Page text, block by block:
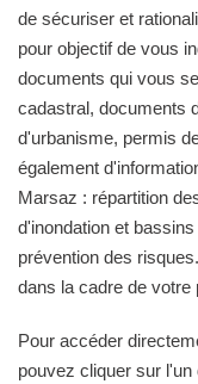
de sécuriser et
pour objectif de vous
documents qui vous
cadastral, documents
d'urbanisme, permis
également
Marsaz : répartition
d'inondation et
prévention des
dans la cadre de votre
Pour accéder
pouvez cliquer sur